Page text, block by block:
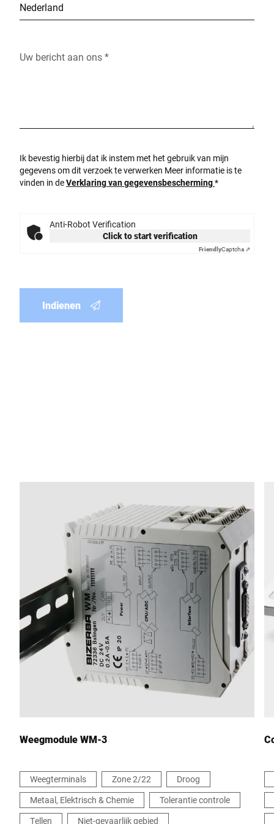
Uw bericht aan ons *
Ik bevestig hierbij dat ik instem met het gebruik van mijn
gegevens om dit verzoek te verwerken Meer informatie is te
vinden in deVerklaring van gegevensbescherming*
Anti-Robot Verification
Click to start verification
FriendlyCaptcha ⇗
Indienen
Weegmodule WM-3
Weegterminals Zone 2/22
Droog
Metaal, Elektrisch & Chemie
Tolerantie controle
Tellen
Niet-gevaarlijk gebied